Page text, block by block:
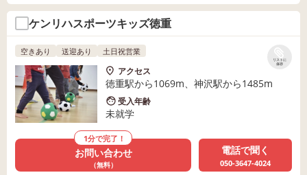
ケンリハスポーツキッズ徳重
リストに
保存
空きあり 送迎あり 土日祝営業
アクセス
徳重駅から1069m、神沢駅から1485m
受入年齢
未就学
1分で完了！
お問い合わせ
（無料）
電話で聞く
050-3647-4024